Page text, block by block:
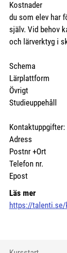
Kostnader
du som elev har
själv. Vid behov
och lärverktyg i
Schema
Lärplattform
Övrigt
Studieuppehåll
Adress
Postnr +Ort
Telefon nr.
Epost
Läs mer
https://